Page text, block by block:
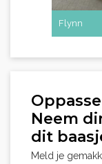
Flynn
Neem
dit
Meld je